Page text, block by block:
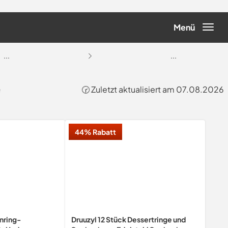
Menü
... ...
🕝 Zuletzt aktualisiert am 07.08.2026
44% Rabatt
Druuzyl 12 Stück Dessertringe und